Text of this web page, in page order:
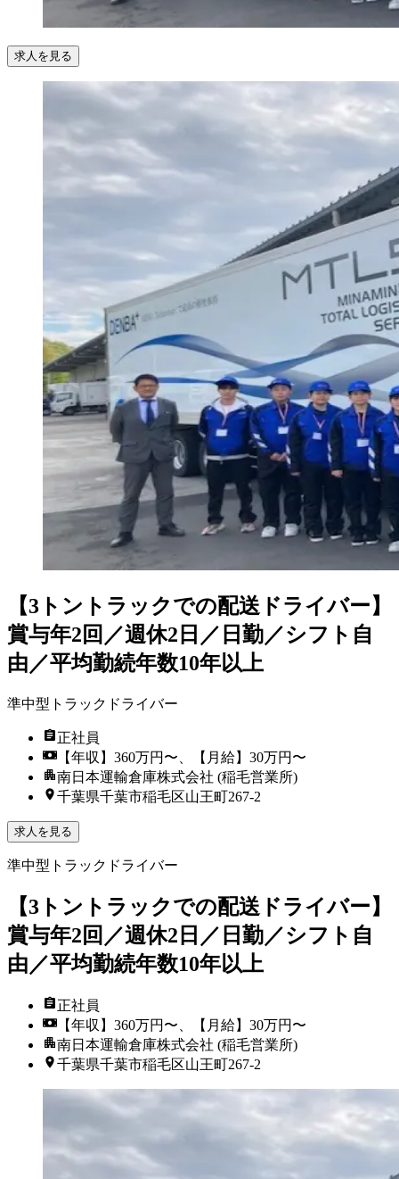
求人を見る
【3トントラックでの配送ドライバー】
賞与年2回／週休2日／日勤／シフト自
由／平均勤続年数10年以上
準中型トラックドライバー
正社員
【年収】360万円〜、【月給】30万円〜
南日本運輸倉庫株式会社 (稲毛営業所)
千葉県千葉市稲毛区山王町267-2
求人を見る
準中型トラックドライバー
【3トントラックでの配送ドライバー】
賞与年2回／週休2日／日勤／シフト自
由／平均勤続年数10年以上
正社員
【年収】360万円〜、【月給】30万円〜
南日本運輸倉庫株式会社 (稲毛営業所)
千葉県千葉市稲毛区山王町267-2